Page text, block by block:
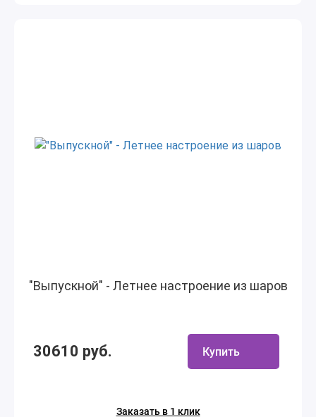
"Выпускной" - Летнее настроение из шаров
30610 руб. Купить
Заказать в 1 клик